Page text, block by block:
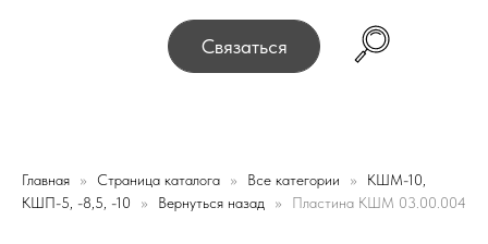
Связаться
Офис и склад теперь по адресу 220075,
Главная Страница каталога Все категории
КШМ-10,
КШП-5, -8,5, -10
Вернуться назад Пластина КШМ 03.00.004